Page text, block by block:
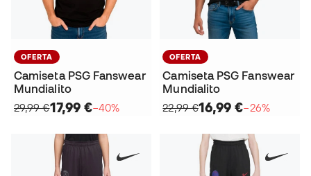
OFERTA
Camiseta PSG Fanswear
Mundialito
29,99 €17,99 €−40%
OFERTA
Camiseta PSG Fanswear
Mundialito
22,99 €16,99 €−26%